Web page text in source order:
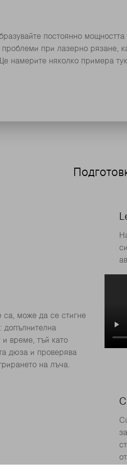
постоянно мощността
при лазерно рязане,
намерите няколко примера
може да се стигне
допълнителна
време, тъй като
дюза и проверява
на лъча.